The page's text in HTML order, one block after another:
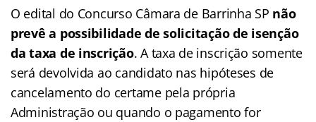
O edital do Concurso Câmara de Barrinha SP não
prevê a possibilidade de solicitação de isenção
da taxa de inscrição. A taxa de inscrição somente
será devolvida ao candidato nas hipóteses de
cancelamento do certame pela própria
Administração ou quando o pagamento for